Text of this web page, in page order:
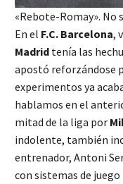
«Rebote-Romay». No
En el F.C. Barcelona,
Madrid tenía las
apostó reforzándose
experimentos ya
hablamos en el
mitad de la liga por
indolente, también
entrenador, Antoni
con sistemas de